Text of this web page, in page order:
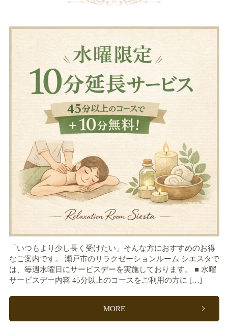
「いつもより少し長く受けたい」そんな方におすすめのお得
なご案内です。 瀬戸市のリラクゼーションルーム シエスタで
は、毎週水曜日にサービスデーを実施しております。 ■ 水曜
サービスデー内容 45分以上のコースをご利用の方に […]
MORE